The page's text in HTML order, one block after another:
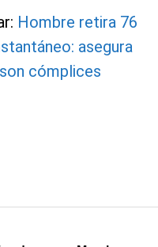
Hombre retira 76
asegura
cómplices